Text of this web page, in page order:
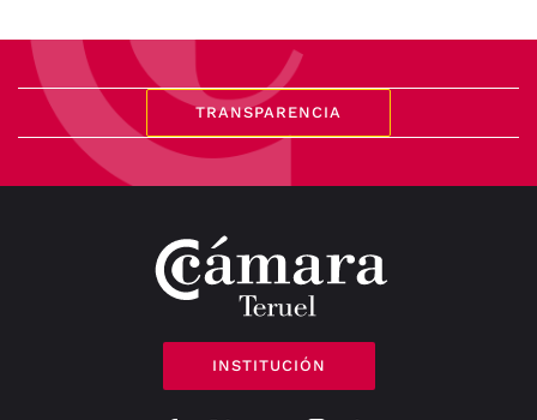
TRANSPARENCIA
INSTITUCIÓN